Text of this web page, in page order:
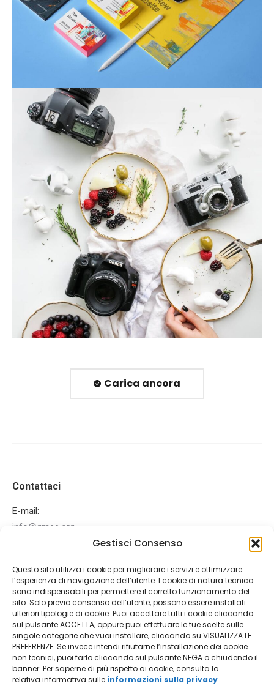
Gestisci Consenso
Questo sito utilizza i cookie per migliorare i servizi e ottimizzare
l’esperienza di navigazione dell’utente. I cookie di natura tecnica
sono indispensabili per permettere il corretto funzionamento del
sito. Solo previo consenso dell’utente, possono essere installati
ulteriori tipologie di cookie. Puoi accettare tutti i cookie cliccando
sul pulsante ACCETTA, oppure puoi effettuare le tue scelte sulle
singole categorie che vuoi installare, cliccando su VISUALIZZA LE
PREFERENZE. Se invece intendi rifiutarne l’installazione dei cookie
non tecnici, puoi farlo cliccando sul pulsante NEGA o chiudendo il
banner. Per saperne di più rispetto ai cookie, consulta la
relativa informativa sulle informazioni sulla privacy.
Carica ancora
Contattaci
E-mail:
info@gmee.org
page
opens
in
new
window
page
opens
in
new
window
Ultime News
IEEE MNC 2026
15 Gennaio 2026
AISEM 2026
12 Dicembre 2025